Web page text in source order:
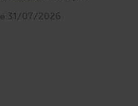
31/07/2026